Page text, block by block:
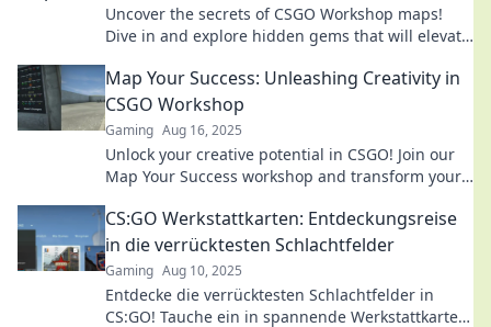
Uncover the secrets of CSGO Workshop maps!
Dive in and explore hidden gems that will elevate
Map Your Success: Unleashing Creativity in
CSGO Workshop
Gaming Aug 16, 2025
Unlock your creative potential in CSGO! Join our
Map Your Success workshop and transform your
CS:GO Werkstattkarten: Entdeckungsreise
in die verrücktesten Schlachtfelder
Gaming Aug 10, 2025
Entdecke die verrücktesten Schlachtfelder in
CS:GO! Tauche ein in spannende Werkstattkarten